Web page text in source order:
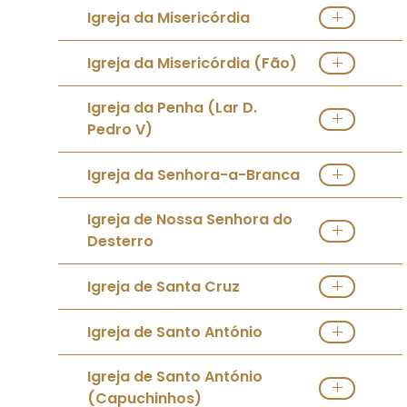
Ver Igreja Direções
Igreja da Misericórdia
Ver Igreja Direções
Igreja da Misericórdia (Fão)
Ver Igreja Direções
Igreja da Penha (Lar D.
Pedro V)
Ver Igreja Direções
Igreja da Senhora-a-Branca
Ver Igreja Direções
Igreja de Nossa Senhora do
Desterro
Ver Igreja Direções
Igreja de Santa Cruz
Ver Igreja Direções
Igreja de Santo António
Ver Igreja
Igreja de Santo António
(Capuchinhos)